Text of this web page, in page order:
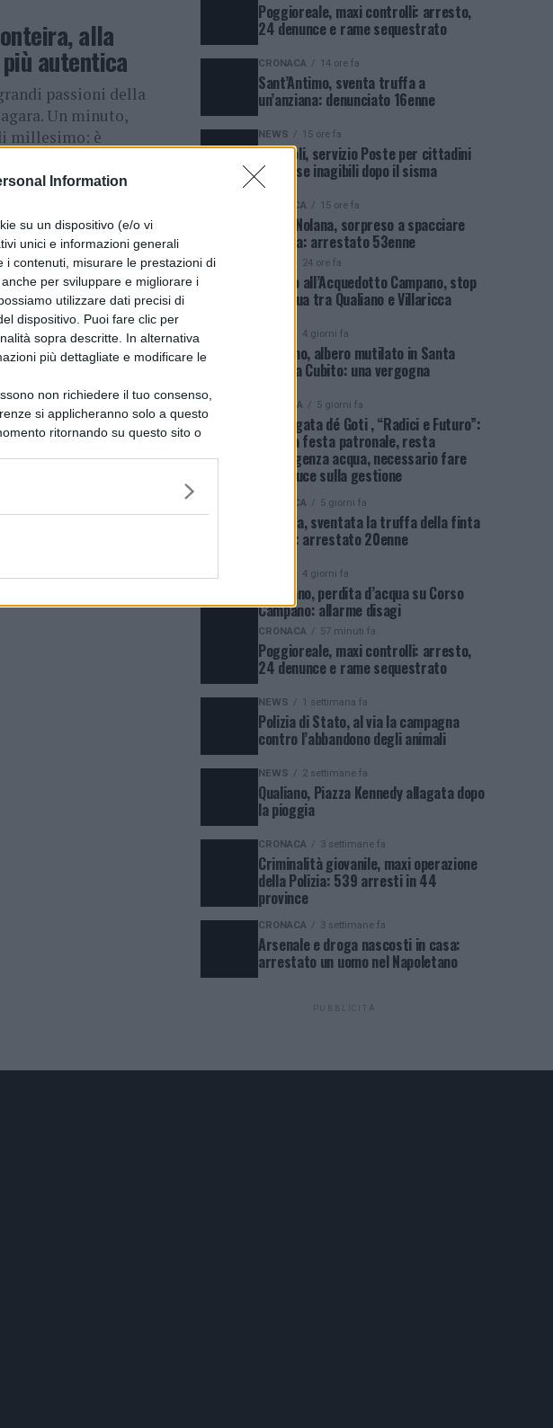
Information
su un dispositivo (e/o vi
unici e informazioni generali
i contenuti, misurare le prestazioni di
per sviluppare e migliorare i
utilizzare dati precisi di
dispositivo. Puoi fare clic per
sopra descritte. In alternativa
più dettagliate e modificare le
non richiedere il tuo consenso,
si applicheranno solo a questo
ritornando su questo sito o
alla
autentica
passioni della
Un minuto,
millesimo: è
Poggioreale, maxi controlli: arresto,
24 denunce e rame sequestrato
CRONACA 14 ore fa
Sant’Antimo, sventa truffa a
un’anziana: denunciato 16enne
NEWS 15 ore fa
Pozzuoli, servizio Poste per cittadini
con case inagibili dopo il sisma
CRONACA 15 ore fa
Porta Nolana, sorpreso a spacciare
cocaina: arrestato 53enne
24 ore fa
Guasto all’Acquedotto Campano, stop
all’acqua tra Qualiano e Villaricca
4 giorni fa
Qualiano, albero mutilato in Santa
Maria a Cubito: una vergogna
POLITICA 5 giorni fa
Sant’Agata dé Goti , “Radici e Futuro”:
dopo la festa patronale, resta
l’emergenza acqua, necessario fare
piena luce sulla gestione
CRONACA 5 giorni fa
Agerola, sventata la truffa della finta
rapina: arrestato 20enne
4 giorni fa
Giugliano, perdita d’acqua su Corso
Campano: allarme disagi
CRONACA 57 minuti fa
Poggioreale, maxi controlli: arresto,
24 denunce e rame sequestrato
NEWS 1 settimana fa
Polizia di Stato, al via la campagna
contro l’abbandono degli animali
NEWS 2 settimane fa
Qualiano, Piazza Kennedy allagata dopo
la pioggia
CRONACA 3 settimane fa
Criminalità giovanile, maxi operazione
della Polizia: 539 arresti in 44
province
CRONACA 3 settimane fa
Arsenale e droga nascosti in casa:
arrestato un uomo nel Napoletano
PUBBLICITÀ